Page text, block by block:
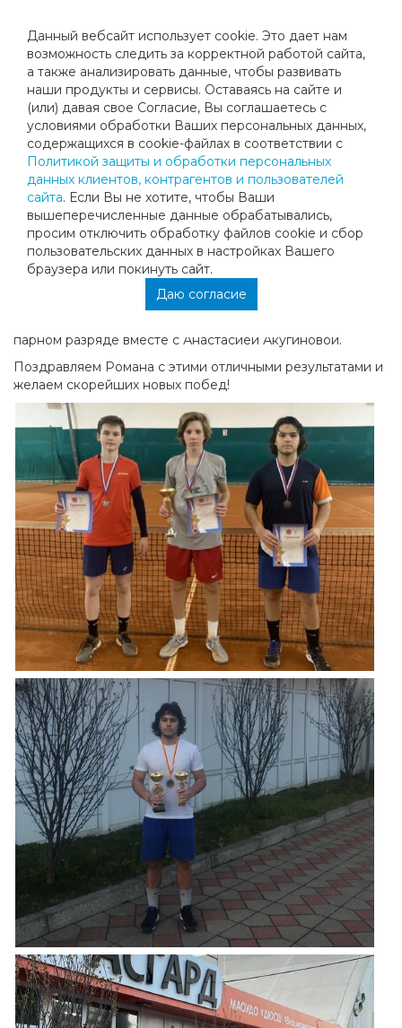
Данный вебсайт использует cookie. Это дает нам
возможность следить за корректной работой сайта,
а также анализировать данные, чтобы развивать
наши продукты и сервисы. Оставаясь на сайте и
(или) давая свое Согласие, Вы соглашаетесь с
условиями обработки Ваших персональных данных,
содержащихся в cookie-файлах в соответствии с
Политикой защиты и обработки персональных
данных клиентов, контрагентов и пользователей
сайта. Если Вы не хотите, чтобы Ваши
вышеперечисленные данные обрабатывались,
просим отключить обработку файлов cookie и сбор
пользовательских данных в настройках Вашего
браузера или покинуть сайт.
Даю согласие
НА ПУТИ К БОЛЬШИМ ПОБЕДАМ!
Первый месяц зимы принёс в копилку клуба сразу 2
новые победы!
В турнире «Кубок Федерации тенниса Санкт-
Петербурга»,который проводился с 6 по 12 декабря,
ученик клуба Роман Кажаров занял 3 место.
Затем, с 13 по 17 декабря в городе Владикавказ
состоялся турнир «Первенство РСО-Алания».
В возрастной категории до 17 лет 3 категория Роман
парном разряде вместе с Анастасией Акугиновой.
Поздравляем Романа с этими отличными результатами и
желаем скорейших новых побед!